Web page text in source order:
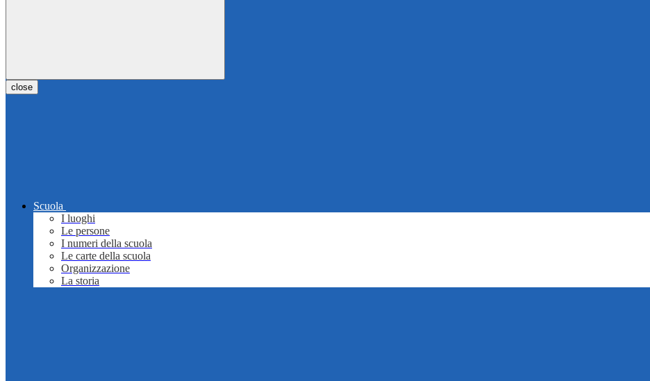
close
Scuola
I luoghi
Le persone
I numeri della scuola
Le carte della scuola
Organizzazione
La storia